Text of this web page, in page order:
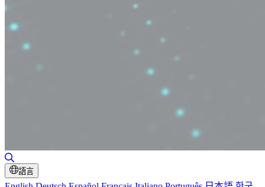
切換搜尋
語言